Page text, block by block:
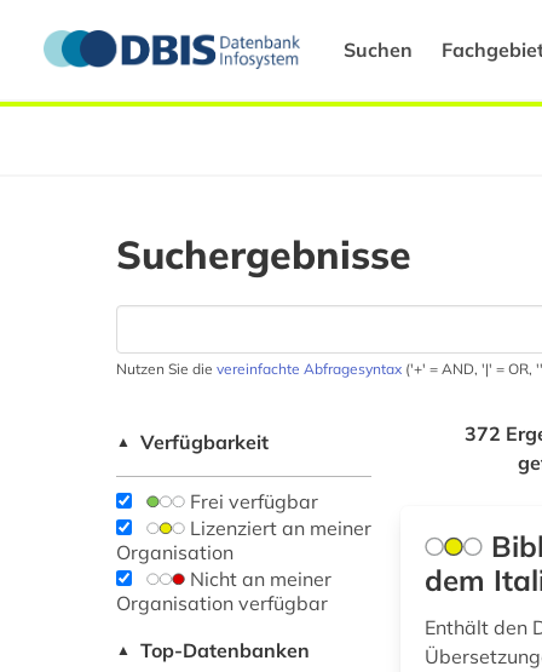
Suchen
Suchergebnisse
Nutzen Sie die vereinfachte Abfragesyntax ('+' = AND, '|' = OR,
▲ Verfügbarkeit
Frei verfügbar
Lizenziert an meiner
Organisation
Nicht an meiner
Organisation verfügbar
▲ Top-Datenbanken
372
dem
Enthält den